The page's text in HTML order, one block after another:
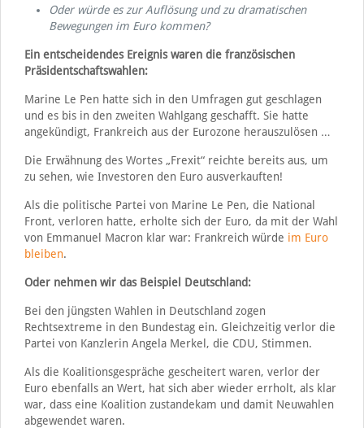
Oder würde es zur Auflösung und zu dramatischen
Bewegungen im Euro kommen?
Ein entscheidendes Ereignis waren die französischen
Präsidentschaftswahlen:
Marine Le Pen hatte sich in den Umfragen gut geschlagen
und es bis in den zweiten Wahlgang geschafft. Sie hatte
angekündigt, Frankreich aus der Eurozone herauszulösen …
Die Erwähnung des Wortes „Frexit“ reichte bereits aus, um
zu sehen, wie Investoren den Euro ausverkauften!
Als die politische Partei von Marine Le Pen, die National
Front, verloren hatte, erholte sich der Euro, da mit der Wahl
von Emmanuel Macron klar war: Frankreich würde im Euro
bleiben.
Oder nehmen wir das Beispiel Deutschland:
Bei den jüngsten Wahlen in Deutschland zogen
Rechtsextreme in den Bundestag ein. Gleichzeitig verlor die
Partei von Kanzlerin Angela Merkel, die CDU, Stimmen.
Als die Koalitionsgespräche gescheitert waren, verlor der
Euro ebenfalls an Wert, hat sich aber wieder errholt, als klar
war, dass eine Koalition zustandekam und damit Neuwahlen
abgewendet waren.